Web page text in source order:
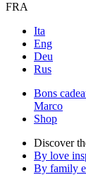
FRA
Ita
Eng
Deu
Rus
Bons
Marco
Shop
Discover
By love
By family